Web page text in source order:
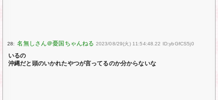
28: 2023/08/29(火) 11:54:48.22 ID:ybGfCS5j0
いるの
沖縄だと頭のいかれたやつが言ってるのか分からないな